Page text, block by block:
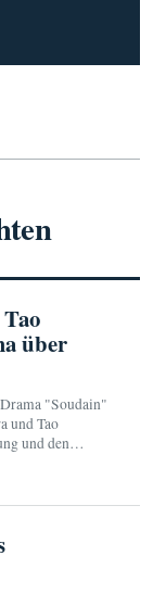
über
"Soudain"
und Tao
und den